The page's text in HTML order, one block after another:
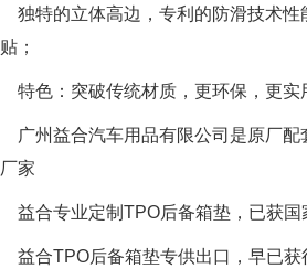
独特的立体高边，专利的防滑技术性
贴；
特色：突破传统材质，更环保，更实
广州益合汽车用品有限公司是原厂配
厂家
益合专业定制TPO后备箱垫，已获国
益合TPO后备箱垫专供出口，早已获